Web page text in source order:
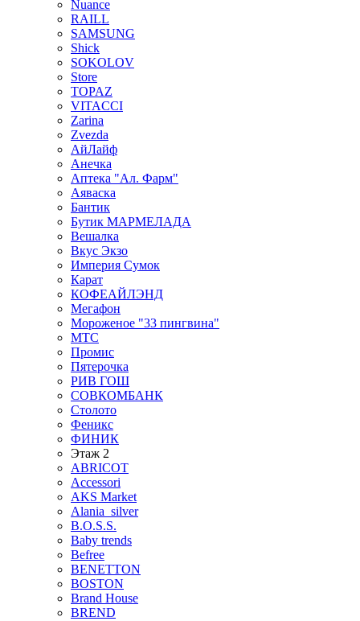
Nuance
RAILL
SAMSUNG
Shick
SOKOLOV
Store
TOPAZ
VITACCI
Zarina
Zvezda
АйЛайф
Анечка
Аптека "Ал. Фарм"
Аяваска
Бантик
Бутик МАРМЕЛАДА
Вешалка
Вкус Экзо
Империя Сумок
Карат
КОФЕАЙЛЭНД
Мегафон
Мороженое "33 пингвина"
МТС
Промис
Пятерочка
РИВ ГОШ
СОВКОМБАНК
Столото
Феникс
ФИНИК
Этаж 2
ABRICOT
Accessori
AKS Market
Alania_silver
B.O.S.S.
Baby trends
Befree
BENETTON
BOSTON
Brand House
BREND